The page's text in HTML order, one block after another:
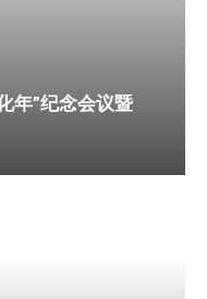
年”纪念会议暨